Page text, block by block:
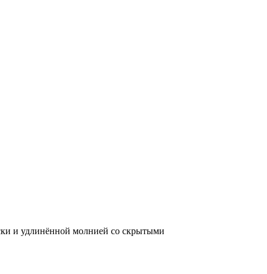
и удлинённой молнией со скрытыми